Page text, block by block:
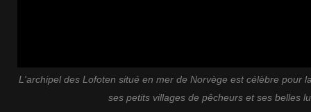
L'archipel des Lofoten situé en mer de Norvège est célèbre pour
ses petits villages de pêcheurs et ses belles